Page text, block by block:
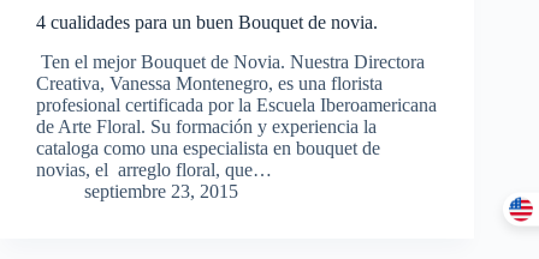
4 cualidades para un buen Bouquet de novia.
Ten el mejor Bouquet de Novia. Nuestra Directora
Creativa, Vanessa Montenegro, es una florista
profesional certificada por la Escuela Iberoamericana
de Arte Floral. Su formación y experiencia la
cataloga como una especialista en bouquet de
novias, el arreglo floral, que…
septiembre 23, 2015